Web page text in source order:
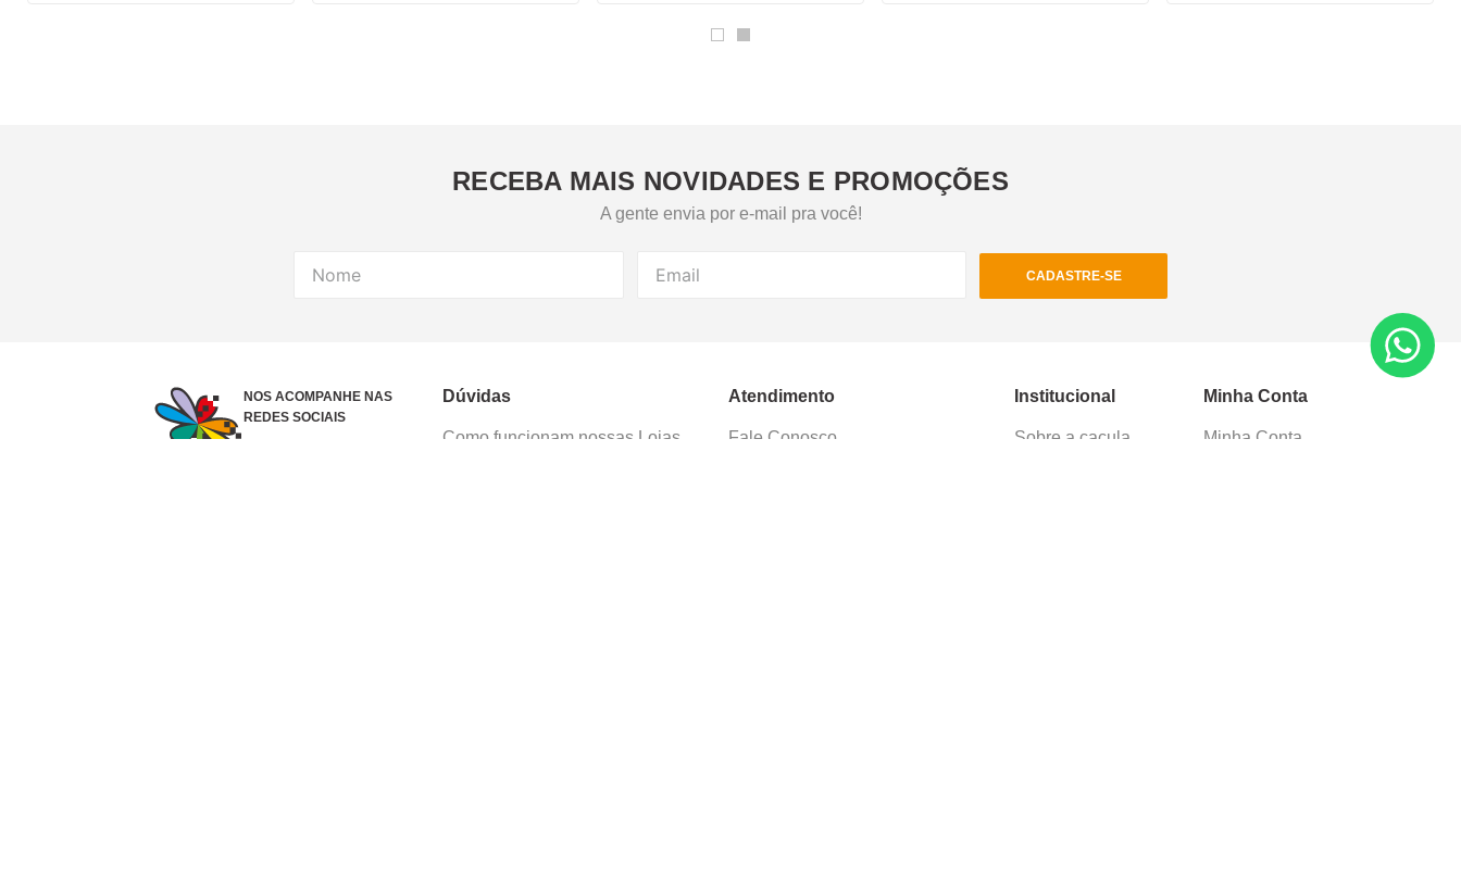
RECEBA MAIS NOVIDADES E PROMOÇÕES
A gente envia por e-mail pra você!
CADASTRE-SE
NOS ACOMPANHE NAS
REDES SOCIAIS
Dúvidas
Como funcionam nossas Lojas
Atendimento
Fale Conosco
Institucional
Sobre a caçula
Minha Conta
Minha Conta